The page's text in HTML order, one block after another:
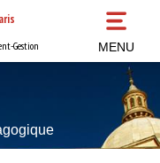
Gestion MENU